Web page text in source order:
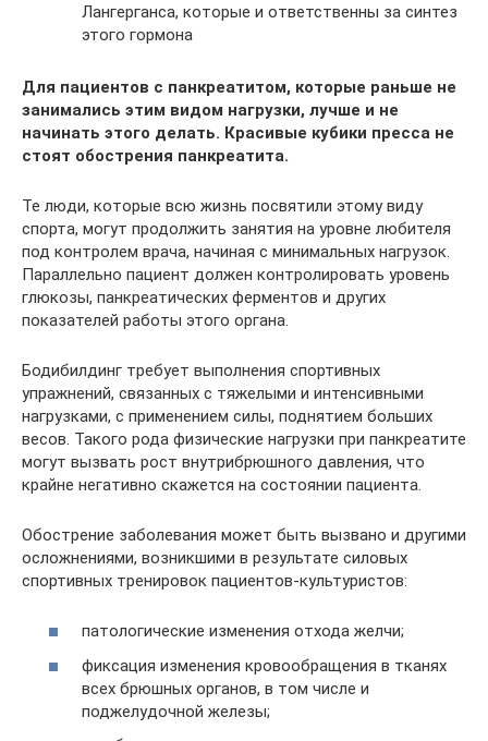
Лангерганса, которые и ответственны за синтез
этого гормона
Для пациентов с панкреатитом, которые раньше не
занимались этим видом нагрузки, лучше и не
начинать этого делать. Красивые кубики пресса не
стоят обострения панкреатита.
Те люди, которые всю жизнь посвятили этому виду
спорта, могут продолжить занятия на уровне любителя
под контролем врача, начиная с минимальных нагрузок.
Параллельно пациент должен контролировать уровень
глюкозы, панкреатических ферментов и других
показателей работы этого органа.
Бодибилдинг требует выполнения спортивных
упражнений, связанных с тяжелыми и интенсивными
нагрузками, с применением силы, поднятием больших
весов. Такого рода физические нагрузки при панкреатите
могут вызвать рост внутрибрюшного давления, что
крайне негативно скажется на состоянии пациента.
Обострение заболевания может быть вызвано и другими
осложнениями, возникшими в результате силовых
спортивных тренировок пациентов-культуристов:
патологические изменения отхода желчи;
фиксация изменения кровообращения в тканях
всех брюшных органов, в том числе и
поджелудочной железы;